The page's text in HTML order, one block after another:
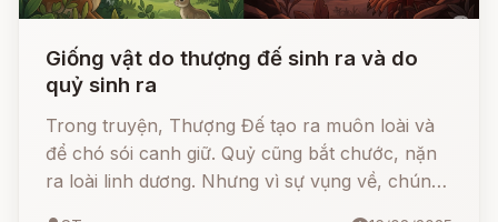
Giống vật do thượng đế sinh ra và do
quỷ sinh ra
Trong truyện, Thượng Đế tạo ra muôn loài và
để chó sói canh giữ. Quỷ cũng bắt chước, nặn
ra loài linh dương. Nhưng vì sự vụng về, chúng